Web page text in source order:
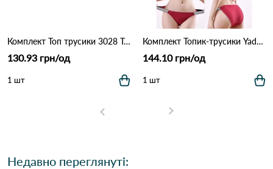
Комплект Топ трусики 3028 Терракота
130.93 грн/од
1 шт
Комплект Топик-трусики Yadali 198 Різні кольори
144.10 грн/од
1 шт
Недавно переглянуті: